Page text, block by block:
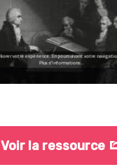
Voir la ressource